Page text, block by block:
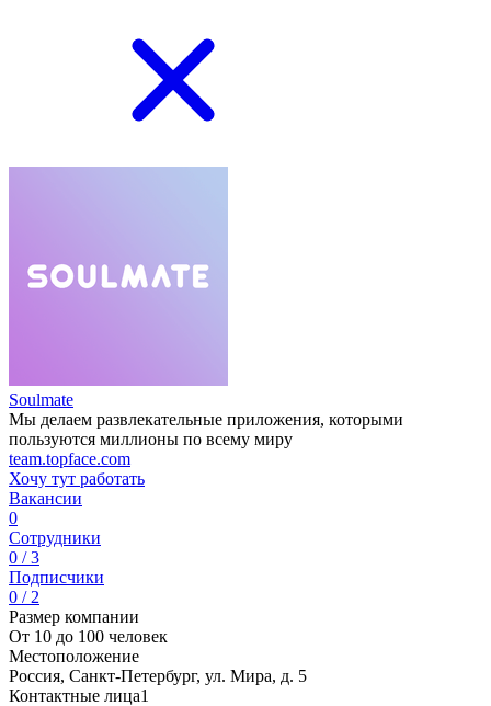
Soulmate
Мы делаем развлекательные приложения, которыми
пользуются миллионы по всему миру
team.topface.com
Хочу тут работать
Вакансии
0
Сотрудники
0 / 3
Подписчики
0 / 2
Размер компании
От 10 до 100 человек
Местоположение
Россия, Санкт-Петербург, ул. Мира, д. 5
Контактные лица1